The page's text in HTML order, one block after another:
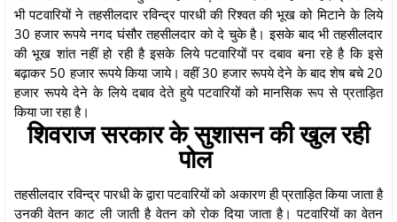
भी पटवारियों ने तहसीलदार रविन्द्र पारधी की रिश्वत की भूख को मिटाने के लिये
30 हजार रूपये नगद घंसौर तहसीलदार को दे चुके है। इसके बाद भी तहसीलदार
की भूख शांत नहीं हो रही है इसके लिये पटवारियों पर दबाव बना रहे है कि इसे
बढ़ाकर 50 हजार रूपये किया जाये। वहीं 30 हजार रूपये देने के बाद शेष बचे 20
हजार रूपये देने के लिये दबाव देते हुये पटवारियों को मानसिक रूप से प्रताड़ित
किया जा रहा है।
शिवराज सरकार के सुशासन की खुल रही
पोल
तहसीलदार रविन्द्र पारधी के द्वारा पटवारियों को अकारण ही प्रताड़ित किया जाता है
उनकी वेतन काट ली जाती है वेतन को रोक दिया जाता है। पटवारियों का वेतन